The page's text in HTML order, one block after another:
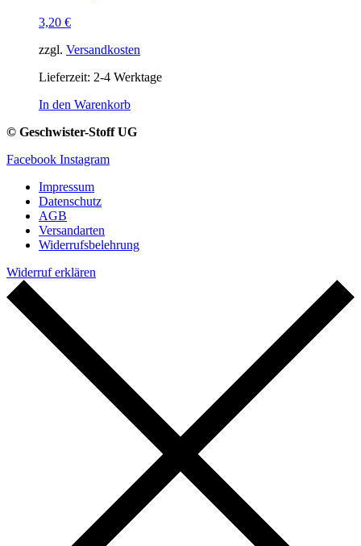
3,20 €
zzgl. Versandkosten
Lieferzeit: 2-4 Werktage
In den Warenkorb
© Geschwister-Stoff UG
Facebook Instagram
Impressum
Datenschutz
AGB
Versandarten
Widerrufsbelehrung
Widerruf erklären